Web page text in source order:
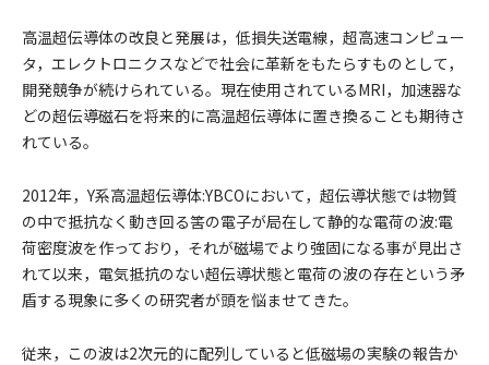
高温超伝導体の改良と発展は，低損失送電線，超高速コンピュー
タ，エレクトロニクスなどで社会に革新をもたらすものとして，
開発競争が続けられている。現在使用されているMRI，加速器な
どの超伝導磁石を将来的に高温超伝導体に置き換ることも期待さ
れている。
2012年，Y系高温超伝導体:YBCOにおいて，超伝導状態では物質
の中で抵抗なく動き回る筈の電子が局在して静的な電荷の波:電
荷密度波を作っており，それが磁場でより強固になる事が見出さ
れて以来，電気抵抗のない超伝導状態と電荷の波の存在という矛
盾する現象に多くの研究者が頭を悩ませてきた。
従来，この波は2次元的に配列していると低磁場の実験の報告か